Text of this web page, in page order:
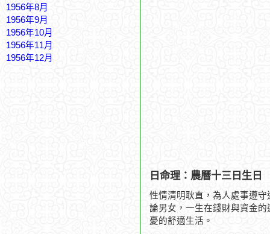
1956年8月
1956年9月
1956年10月
1956年11月
1956年12月
日命理：農曆十三日生日
性情清明耿直，為人處事遵
論男女，一生在錢財與資金
憂的舒適生活。